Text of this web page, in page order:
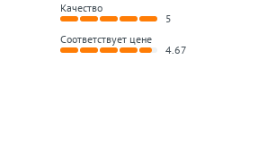
Качество
5
Соответствует цене
4.67